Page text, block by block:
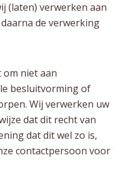
(laten) verwerken aan
de verwerking
niet aan
besluitvorming of
Wij verwerken uw
dat dit recht van
dat dit wel zo is,
contactpersoon voor